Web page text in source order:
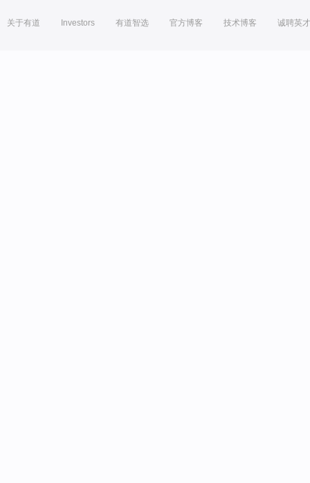
关于有道 Investors 有道智选 官方博客 技术博客 诚聘英才